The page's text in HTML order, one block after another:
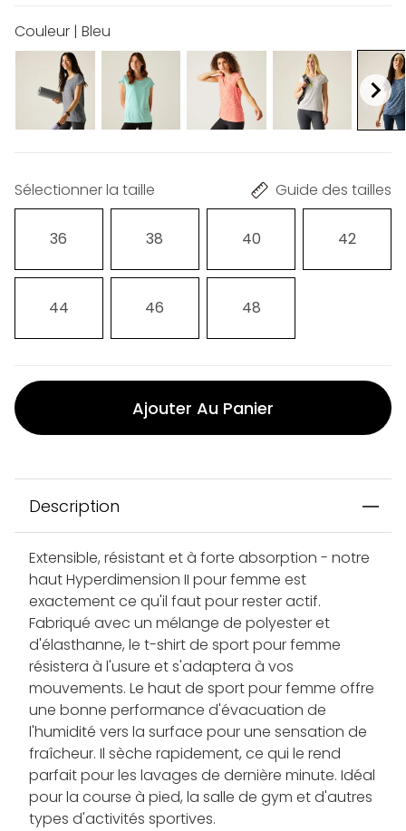
Couleur | Bleu
Sélectionner la taille Guide des tailles
36 38 40 42
44 46 48
Ajouter Au Panier
Description
Extensible, résistant et à forte absorption - notre
haut Hyperdimension II pour femme est
exactement ce qu'il faut pour rester actif.
Fabriqué avec un mélange de polyester et
d'élasthanne, le t-shirt de sport pour femme
résistera à l'usure et s'adaptera à vos
mouvements. Le haut de sport pour femme offre
une bonne performance d'évacuation de
l'humidité vers la surface pour une sensation de
fraîcheur. Il sèche rapidement, ce qui le rend
parfait pour les lavages de dernière minute. Idéal
pour la course à pied, la salle de gym et d'autres
types d'activités sportives.